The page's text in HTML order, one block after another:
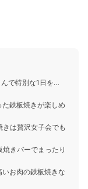
で特別な1日を…
鉄板焼きが楽しめ
は贅沢女子会でも
きバーでまったり
お肉の鉄板焼きな